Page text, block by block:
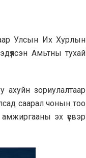
Улсын Их Хурлын
Амьтны тухай
зориулалтаар
саарал чонын тоо
эх үүсвэр